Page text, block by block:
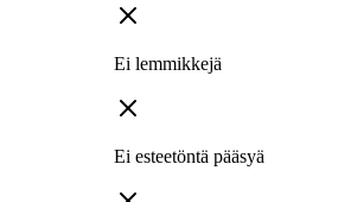
Ei lemmikkejä
Ei esteetöntä pääsyä